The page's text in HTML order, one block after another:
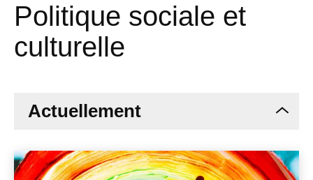
Politique sociale et
culturelle
Actuellement